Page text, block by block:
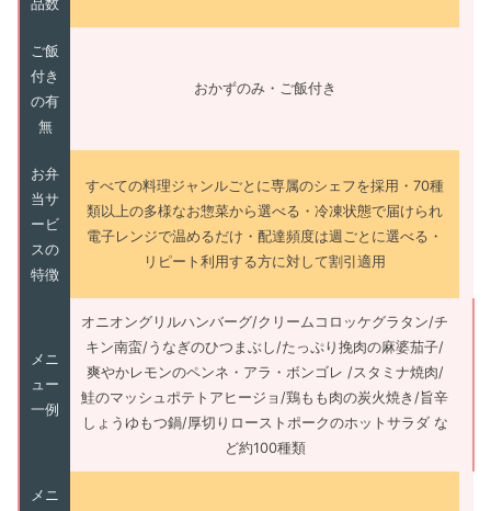
品数
ご飯
付き
の有
無
おかずのみ・ご飯付き
お弁
当サ
ービ
スの
特徴
すべての料理ジャンルごとに専属のシェフを採用・70種
類以上の多様なお惣菜から選べる・冷凍状態で届けられ
電子レンジで温めるだけ・配達頻度は週ごとに選べる・
リピート利用する方に対して割引適用
メニ
ュー
一例
オニオングリルハンバーグ/クリームコロッケグラタン/チ
キン南蛮/うなぎのひつまぶし/たっぷり挽肉の麻婆茄子/
爽やかレモンのペンネ・アラ・ボンゴレ /スタミナ焼肉/
鮭のマッシュポテトアヒージョ/鶏もも肉の炭火焼き/旨辛
しょうゆもつ鍋/厚切りローストポークのホットサラダ な
ど約100種類
メニ